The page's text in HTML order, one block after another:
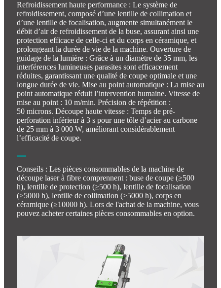
Refroidissement haute performance : Le système de
refroidissement, composé d’une lentille de collimation et
d’une lentille de focalisation, augmente simultanément le
débit d’air de refroidissement de la buse, assurant ainsi une
protection efficace de celle-ci et du corps en céramique, et
prolongeant la durée de vie de la machine. Ouverture de
guidage de la lumière : Grâce à un diamètre de 35 mm, les
interférences lumineuses parasites sont efficacement
réduites, garantissant une qualité de coupe optimale et une
longue durée de vie. Mise au point automatique : La mise au
point automatique réduit l’intervention humaine. Vitesse de
mise au point : 10 m/min. Précision de répétition :
50 microns. Découpe haute vitesse : Temps de pré-
perforation inférieur à 3 s pour une tôle d’acier au carbone
de 25 mm à 3 000 W, améliorant considérablement
l’efficacité de coupe.
Conseils : Les pièces consommables de la machine de
découpe laser à fibre comprennent : buse de coupe (≥500
h), lentille de protection (≥500 h), lentille de focalisation
(≥5000 h), lentille de collimation (≥5000 h), corps en
céramique (≥10000 h). Lors de l'achat de la machine, vous
pouvez acheter certaines pièces consommables en option.